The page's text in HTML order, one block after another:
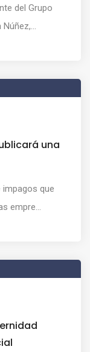
del Grupo
una
impagos que
empre...